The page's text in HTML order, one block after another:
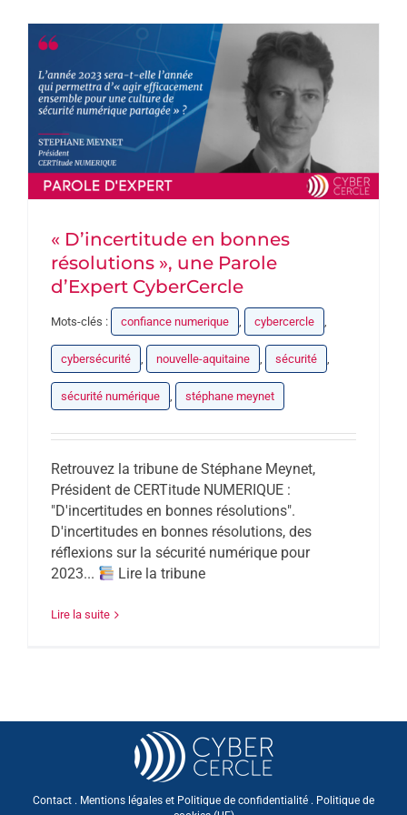
DEVENEZ PARTENAIRE
CONTACT
« D’incertitude en bonnes
résolutions », une Parole
d’Expert CyberCercle
Mots-clés : confiance numerique , cybercercle ,
cybersécurité , nouvelle-aquitaine , sécurité ,
sécurité numérique , stéphane meynet
Retrouvez la tribune de Stéphane Meynet,
Président de CERTitude NUMERIQUE :
"D'incertitudes en bonnes résolutions".
D'incertitudes en bonnes résolutions, des
réflexions sur la sécurité numérique pour
2023...
Lire la tribune
Lire la suite
Contact . Mentions légales et Politique de confidentialité . Politique de